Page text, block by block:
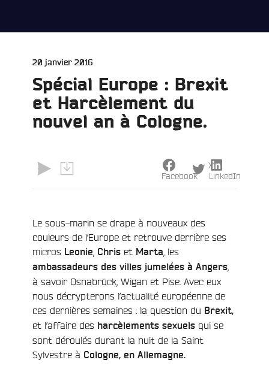
Publié
20 janvier 2016
Spécial Europe : Brexit
et Harcèlement du
nouvel an à Cologne.
Le sous-marin se drape à nouveaux des
couleurs de l’Europe et retrouve derrière ses
micros Leonie Chris et Marta , les
ambassadeurs des villes jumelées à Angers
à savoir Osnabrück, Wigan et Pise. Avec eux
nous décrypterons l’actualité européenne de
ces dernières semaines : la question du Brexit,
et l’affaire des harcèlements sexuels qui se
sont déroulés durant la nuit de la Saint
Sylvestre à Cologne, en Allemagne.
Facebook
X
LinkedIn